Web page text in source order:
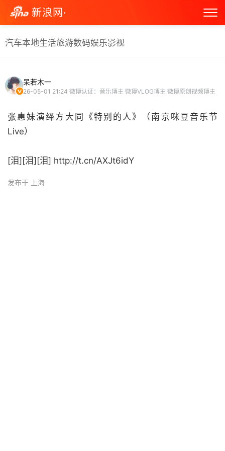
新浪网·
汽车本地生活旅游数码娱乐影视
呆若木一
26-05-01 21:24 微博认证：音乐博主 微博VLOG博主 微博原创视频博主
张惠妹演绎方大同《特别的人》（南京咪豆音乐节
Live）
[泪][泪][泪] http://t.cn/AXJt6idY ​
发布于 上海